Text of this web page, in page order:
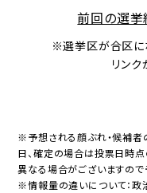
前回の選挙
※選挙区が合区に
リン
※予想される顔ぶれ・候補
日、確定の場合は投票日時
異なる場合がございますので
※情報量の違いについて：政